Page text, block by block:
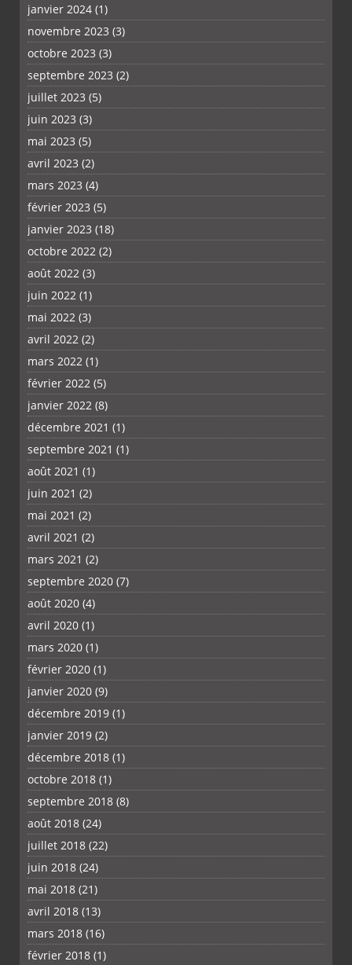
janvier 2024 (1)
novembre 2023 (3)
octobre 2023 (3)
septembre 2023 (2)
juillet 2023 (5)
juin 2023 (3)
mai 2023 (5)
avril 2023 (2)
mars 2023 (4)
février 2023 (5)
janvier 2023 (18)
octobre 2022 (2)
août 2022 (3)
juin 2022 (1)
mai 2022 (3)
avril 2022 (2)
mars 2022 (1)
février 2022 (5)
janvier 2022 (8)
décembre 2021 (1)
septembre 2021 (1)
août 2021 (1)
juin 2021 (2)
mai 2021 (2)
avril 2021 (2)
mars 2021 (2)
septembre 2020 (7)
août 2020 (4)
avril 2020 (1)
mars 2020 (1)
février 2020 (1)
janvier 2020 (9)
décembre 2019 (1)
janvier 2019 (2)
décembre 2018 (1)
octobre 2018 (1)
septembre 2018 (8)
août 2018 (24)
juillet 2018 (22)
juin 2018 (24)
mai 2018 (21)
avril 2018 (13)
mars 2018 (16)
février 2018 (1)